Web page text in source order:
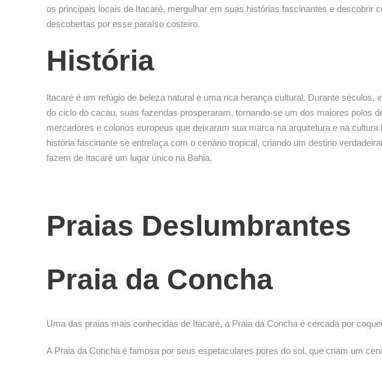
os principais locais de Itacaré, mergulhar em suas histórias fascinantes e
descobertas por esse paraíso costeiro.
História
Itacaré é um refúgio de beleza natural e uma rica herança cultural. Durante
do ciclo do cacau, suas fazendas prosperaram, tornando-se um dos maiores polos
mercadores e colonos europeus que deixaram sua marca na arquitetura e na
história fascinante se entrelaça com o cenário tropical, criando um destino
fazem de Itacaré um lugar único na Bahia.
Praias Deslumbrantes
Praia da Concha
Uma das praias mais conhecidas de Itacaré, a Praia da Concha é cercada por
A Praia da Concha é famosa por seus espetaculares pores do sol, que criam um